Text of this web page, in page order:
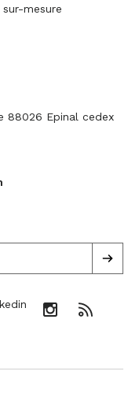
mesure
88026 Epinal cedex